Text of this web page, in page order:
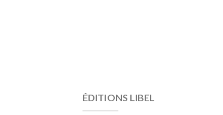
ÉDITIONS LIBEL